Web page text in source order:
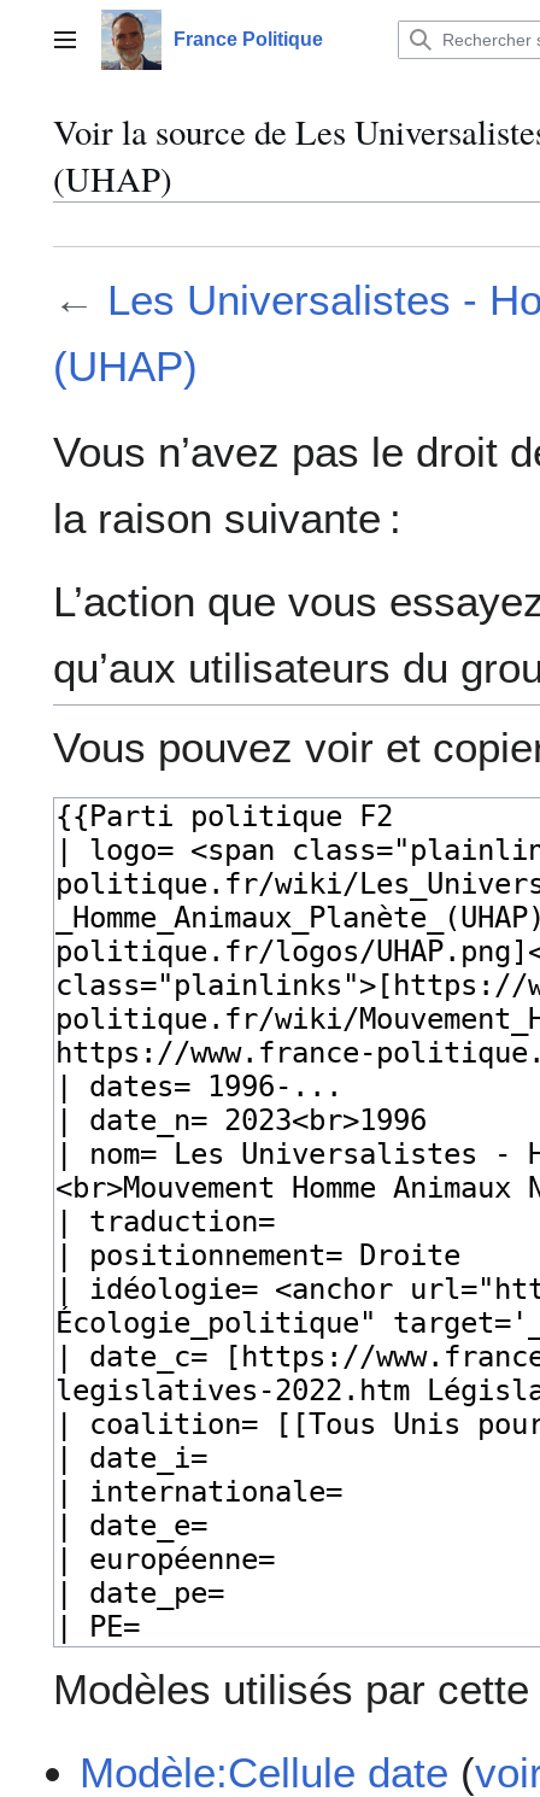
contenuMenu principalFrance Politique
Voir la source de Les
(UHAP)
← Les Universalistes -
(UHAP)
Vous n’avez pas le droit
la raison suivante :
L’action que vous
qu’aux utilisateurs du
Vous pouvez voir et
Modèles utilisés par
Modèle:Cellule date (